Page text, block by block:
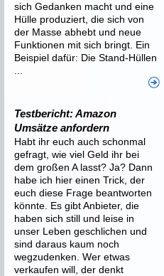
sich Gedanken macht und eine
Hülle produziert, die sich von
der Masse abhebt und neue
Funktionen mit sich bringt. Ein
Beispiel dafür: Die Stand-Hüllen
Testbericht: Amazon
Umsätze anfordern
Habt ihr euch auch schonmal
gefragt, wie viel Geld ihr bei
dem großen A lasst? Ja? Dann
habe ich hier einen Trick, der
euch diese Frage beantworten
könnte. Es gibt Anbieter, die
haben sich still und leise in
unser Leben geschlichen und
sind daraus kaum noch
wegzudenken. Wer etwas
verkaufen will, der denkt